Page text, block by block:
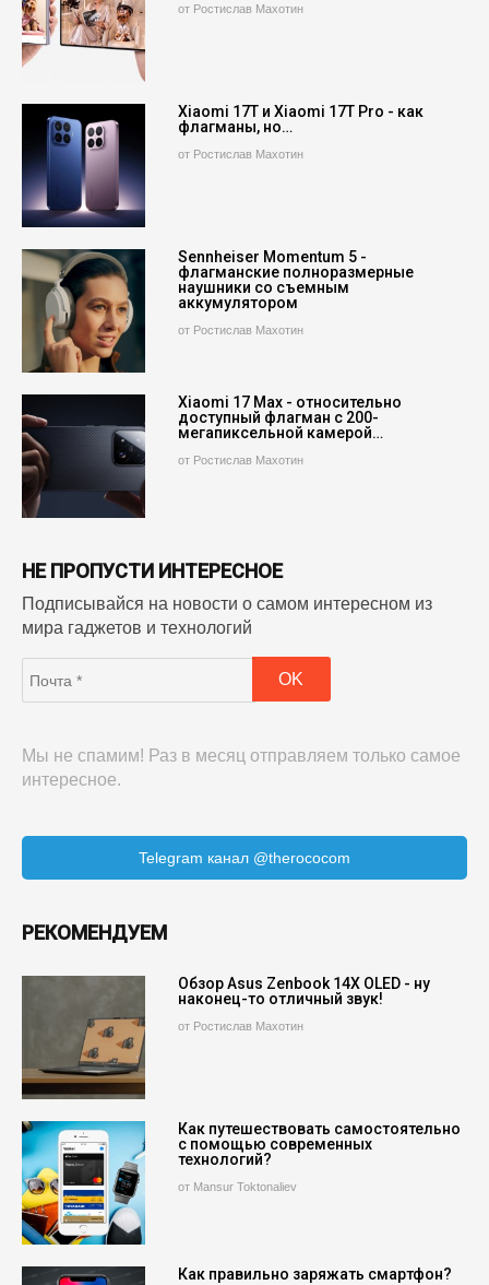
от Ростислав Махотин
Xiaomi 17T и Xiaomi 17T Pro - как
флагманы, но…
от Ростислав Махотин
Sennheiser Momentum 5 -
флагманские полноразмерные
наушники со съемным
аккумулятором
от Ростислав Махотин
Xiaomi 17 Max - относительно
доступный флагман с 200-
мегапиксельной камерой…
от Ростислав Махотин
НЕ ПРОПУСТИ ИНТЕРЕСНОЕ
Подписывайся на новости о самом интересном из
мира гаджетов и технологий
Мы не спамим! Раз в месяц отправляем только самое
интересное.
Telegram канал @therococom
РЕКОМЕНДУЕМ
Обзор Asus Zenbook 14X OLED - ну
наконец-то отличный звук!
от Ростислав Махотин
Как путешествовать самостоятельно
с помощью современных
технологий?
от Mansur Toktonaliev
Как правильно заряжать смартфон?